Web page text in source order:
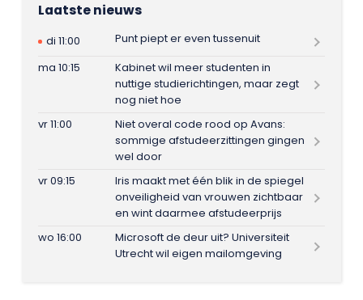
Laatste nieuws
di 11:00
Punt piept er even tussenuit
ma 10:15
Kabinet wil meer studenten in
nuttige studierichtingen, maar zegt
nog niet hoe
vr 11:00
Niet overal code rood op Avans:
sommige afstudeerzittingen gingen
wel door
vr 09:15
Iris maakt met één blik in de spiegel
onveiligheid van vrouwen zichtbaar
en wint daarmee afstudeerprijs
wo 16:00
Microsoft de deur uit? Universiteit
Utrecht wil eigen mailomgeving